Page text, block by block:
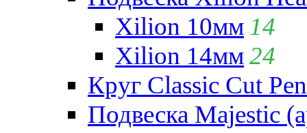
Xilion 10мм 14
Xilion 14мм24
Круг Classic Cut
Подвеска Majestic